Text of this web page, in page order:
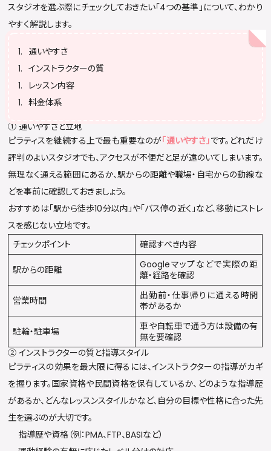
スタジオを選ぶ際にチェックしておきたい「4つの基準」について、わかり
やすく解説します。
通いやすさ
インストラクターの質
レッスン内容
料金体系
① 通いやすさと立地
ピラティスを継続する上で最も重要なのが「通いやすさ」です。どれだけ
評判のよいスタジオでも、アクセスが不便だと足が遠のいてしまいます。
無理なく通える範囲にあるか、駅からの距離や職場・自宅からの動線な
どを事前に確認しておきましょう。
おすすめは「駅から徒歩10分以内」や「バス停の近く」など、移動にストレ
スを感じない立地です。
チェックポイント
確認すべき内容
駅からの距離
Googleマップなどで実際の距
離・経路を確認
営業時間
出勤前・仕事帰りに通える時間
帯があるか
駐輪・駐車場
車や自転車で通う方は設備の有
無を要確認
② インストラクターの質と指導スタイル
ピラティスの効果を最大限に得るには、インストラクターの指導がカギ
を握ります。国家資格や民間資格を保有しているか、どのような指導歴
があるか、どんなレッスンスタイルかなど、自分の目標や性格に合った先
生を選ぶのが大切です。
指導歴や資格（例：PMA、FTP、BASIなど）